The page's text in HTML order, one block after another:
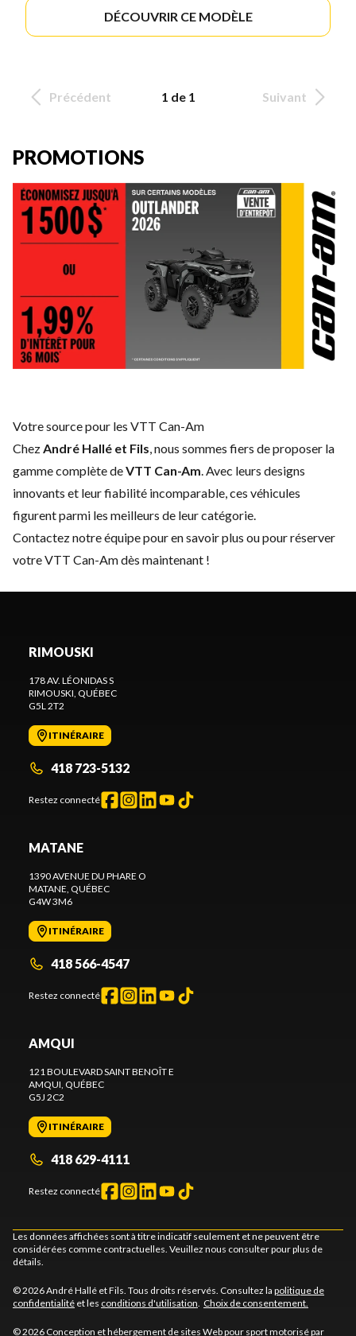
DÉCOUVRIR CE MODÈLE
Précédent 1 de 1 Suivant
PROMOTIONS
Votre source pour les VTT Can-Am
ChezAndré Hallé et Fils, nous sommes fiers de proposer la
gamme complète deVTT Can-Am. Avec leurs designs
innovants et leur fiabilité incomparable, ces véhicules
figurent parmi les meilleurs de leur catégorie.
Contactez notre équipepour en savoir plus ou pour réserver
votre VTT Can-Am dès maintenant !
RIMOUSKI
178 AV. LÉONIDAS S
RIMOUSKI, QUÉBEC
G5L 2T2
ITINÉRAIRE
418 723-5132
Restez connecté
MATANE
1390 AVENUE DU PHARE O
MATANE, QUÉBEC
G4W 3M6
ITINÉRAIRE
418 566-4547
Restez connecté
AMQUI
121 BOULEVARD SAINT BENOÎT E
AMQUI, QUÉBEC
G5J 2C2
ITINÉRAIRE
418 629-4111
Restez connecté
Les données affichées sont à titre indicatif seulement et ne peuvent être
considérées comme contractuelles. Veuillez nous consulter pour plus de
détails.
© 2026 André Hallé et Fils. Tous droits réservés. Consultez la politique de
confidentialité et les conditions d'utilisation. Choix de consentement.
© 2026 Conception et hébergement de sites Web pour sport motorisé par